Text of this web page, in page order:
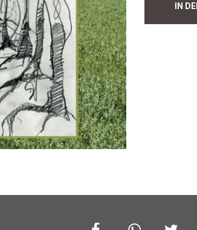
Menge
IN